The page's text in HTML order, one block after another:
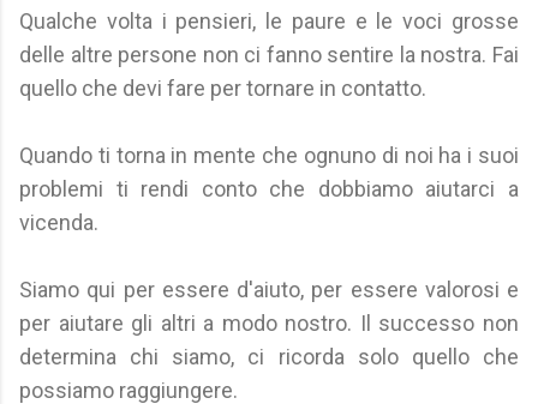
Qualche volta i pensieri, le paure e le voci grosse
delle altre persone non ci fanno sentire la nostra. Fai
quello che devi fare per tornare in contatto.
Quando ti torna in mente che ognuno di noi ha i suoi
problemi ti rendi conto che dobbiamo aiutarci a
vicenda.
Siamo qui per essere d'aiuto, per essere valorosi e
per aiutare gli altri a modo nostro. Il successo non
determina chi siamo, ci ricorda solo quello che
possiamo raggiungere.